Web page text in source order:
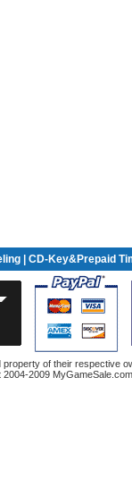
| CD-Key&Prepaid
of their respective
2009